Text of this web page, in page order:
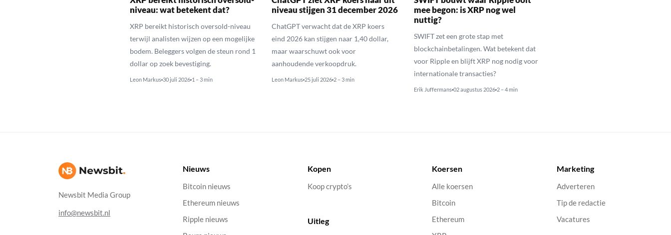
niveau: wat betekent dat?
XRP bereikt historisch oversold-niveau
terwijl analisten wijzen op een mogelijke
bodem. Beleggers volgen de steun rond 1
dollar op zoek bevestiging.
Leon Markus 30 juli 2026 1 – 3 min
niveau stijgen 31 december 2026
ChatGPT verwacht dat de XRP koers
eind 2026 kan stijgen naar 1,40 dollar,
maar waarschuwt ook voor
aanhoudende verkoopdruk.
Leon Markus 25 juli 2026 2 – 3 min
mee begon: is XRP nog wel
nuttig?
SWIFT zet een grote stap met
blockchainbetalingen. Wat betekent dat
voor Ripple en blijft XRP nog nodig voor
internationale transacties?
Erik Juffermans 02 augustus 2026 2 – 4 min
Newsbit Media Group
info@newsbit.nl
Nieuws
Bitcoin nieuws
Ethereum nieuws
Ripple nieuws
Kopen
Koop crypto’s
Uitleg
Koersen
Alle koersen
Bitcoin
Ethereum
Marketing
Adverteren
Tip de redactie
Vacatures